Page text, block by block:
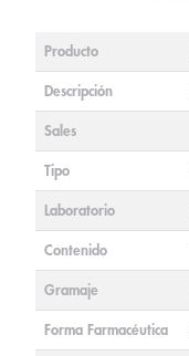
Producto
Descripción
Sales
Tipo
Laboratorio
Contenido
Gramaje
Forma Farmacéutica